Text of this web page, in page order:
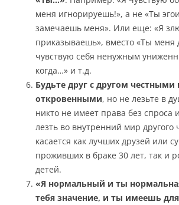
меня игнорируешь!», а не «Ты
замечаешь меня». Или еще: «Я
приказываешь», вместо «Ты меня
чувствую себя ненужным
когда…» и т.д.
Будьте друг с другом честными
откровенными, но не лезьте в
никто не имеет права без спроса
лезть во внутренний мир другого
касается как лучших друзей или
проживших в браке 30 лет, так и
детей.
«Я нормальный и ты
тебя значение, и ты имеешь